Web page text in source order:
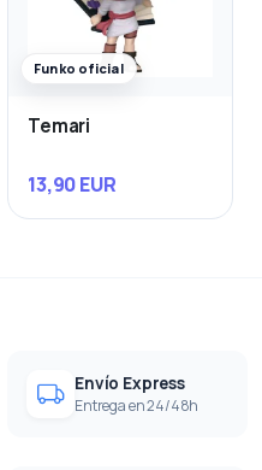
Funko oficial
Temari
13,90 EUR
Envío Express
Entrega en 24/48h